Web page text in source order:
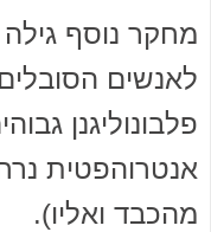
מחקר נוסף גילה
פלבונוליגנן
אנטרוהפטית
מהכבד ואליו).